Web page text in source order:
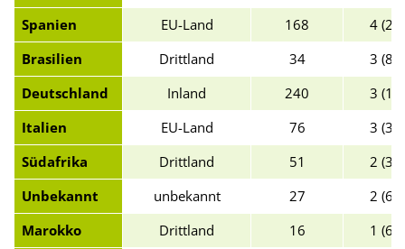
Spanien
EU-Land 168
4
Brasilien
Drittland 34
3
Deutschland
Inland 240
3
Italien
EU-Land 76
3
Südafrika
Drittland 51
2
Unbekannt
unbekannt 27
2
Marokko
Drittland 16
1